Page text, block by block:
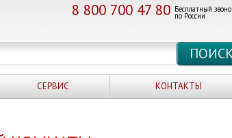
8 800 700 47 80 Бесплатный
по России
СЕРВИС КОНТАКТЫ